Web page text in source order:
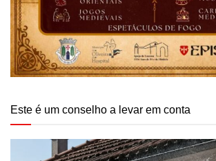
Este é um conselho a levar em conta